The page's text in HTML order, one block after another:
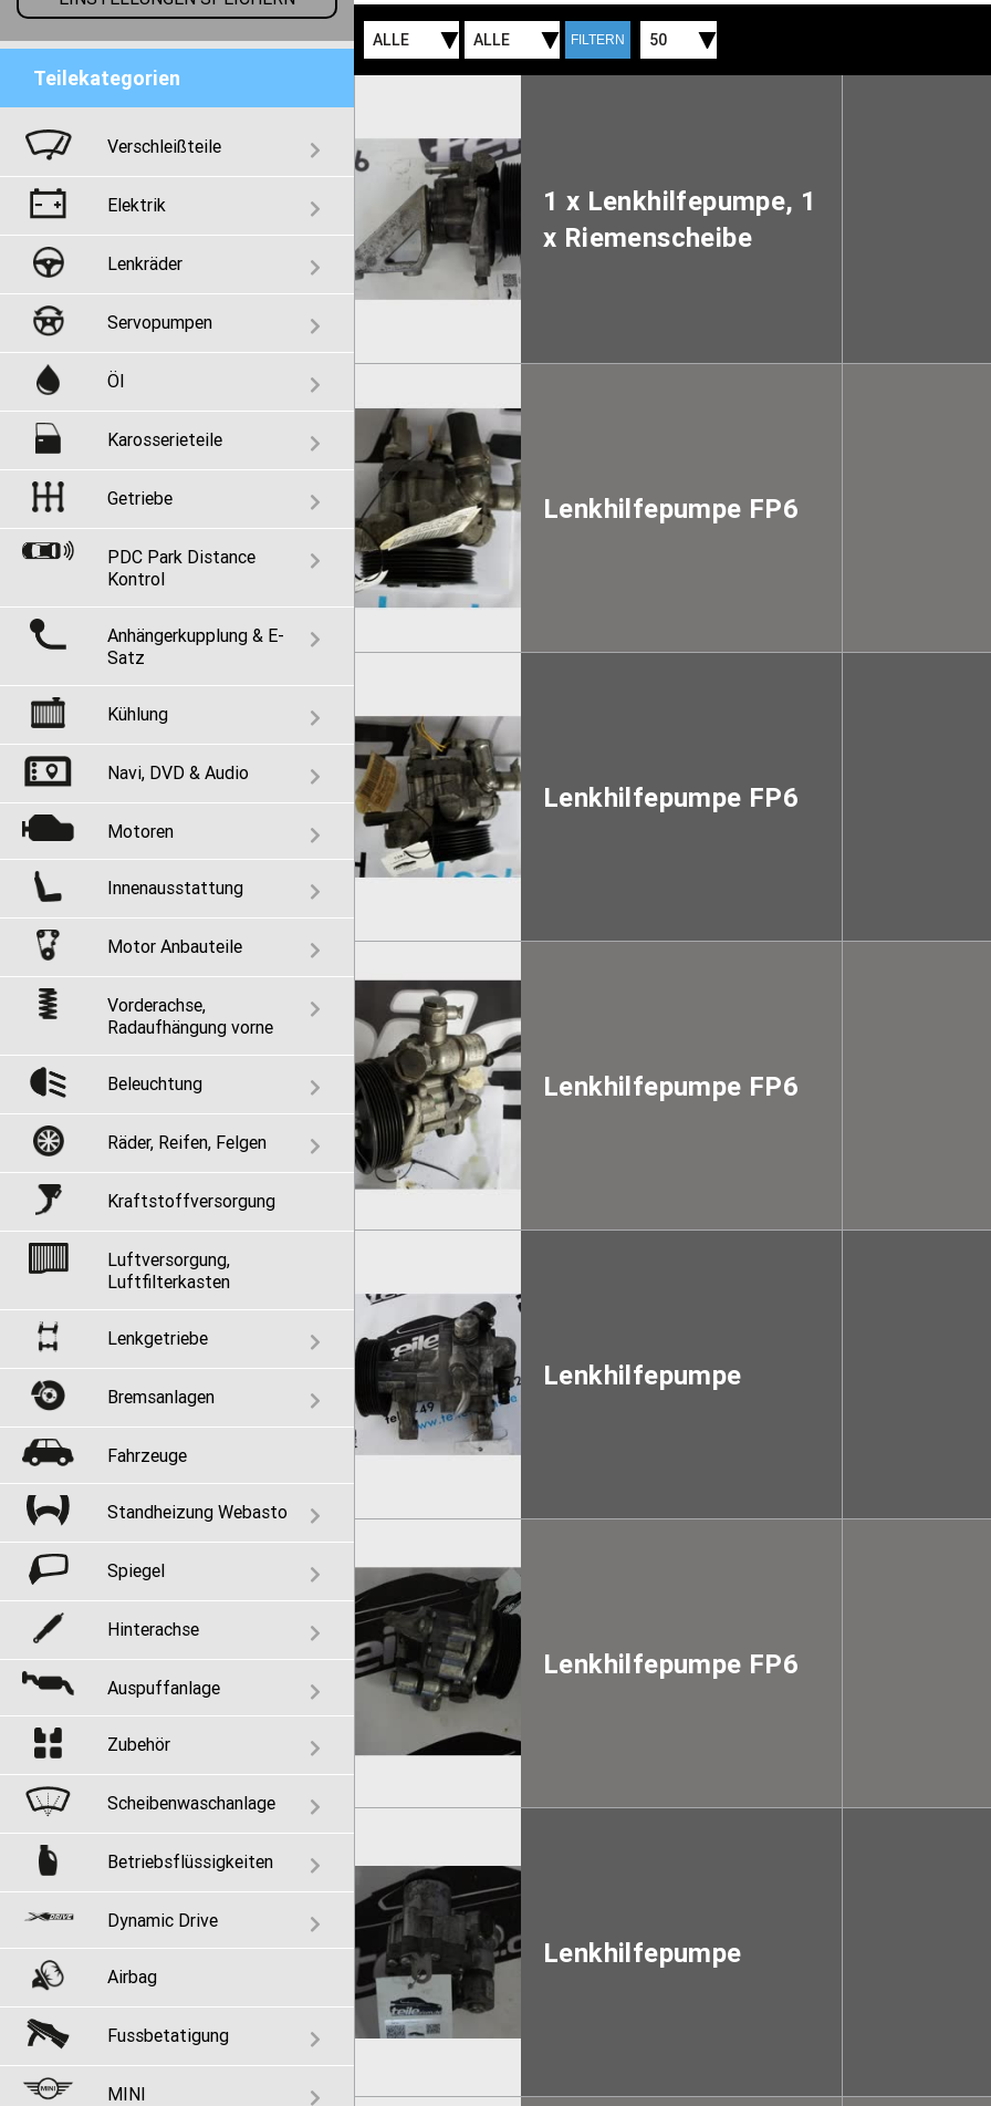
Teilekategorien
Verschleißteile
Elektrik
Lenkräder
Servopumpen
Öl
Karosserieteile
Getriebe
PDC Park Distance
Kontrol
Anhängerkupplung & E-
Satz
Kühlung
Navi, DVD & Audio
Motoren
Innenausstattung
Motor Anbauteile
Vorderachse,
Radaufhängung vorne
Beleuchtung
Räder, Reifen, Felgen
Kraftstoffversorgung
Luftversorgung,
Luftfilterkasten
Lenkgetriebe
Bremsanlagen
Fahrzeuge
Standheizung Webasto
Spiegel
Hinterachse
Auspuffanlage
Zubehör
Scheibenwaschanlage
Betriebsflüssigkeiten
Dynamic Drive
Airbag
Fussbetatigung
MINI
ALLE ALLE FILTERN 50
1 x Lenkhilfepumpe, 1
x Riemenscheibe
Lenkhilfepumpe FP6
Lenkhilfepumpe FP6
Lenkhilfepumpe FP6
Lenkhilfepumpe
Lenkhilfepumpe FP6
Lenkhilfepumpe